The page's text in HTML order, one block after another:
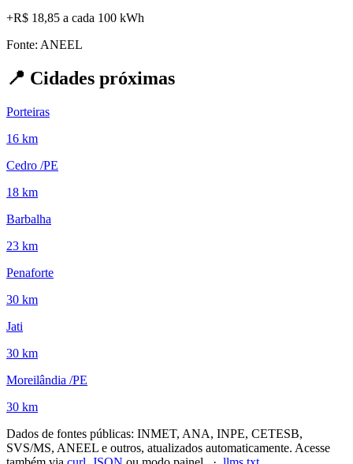
+R$ 18,85 a cada 100 kWh
Fonte: ANEEL
📍 Cidades próximas
Porteiras
16 km
Cedro /PE
18 km
Barbalha
23 km
Penaforte
30 km
Jati
30 km
Moreilândia /PE
30 km
Dados de fontes públicas: INMET, ANA, INPE, CETESB,
SVS/MS, ANEEL e outros, atualizados automaticamente. Acesse